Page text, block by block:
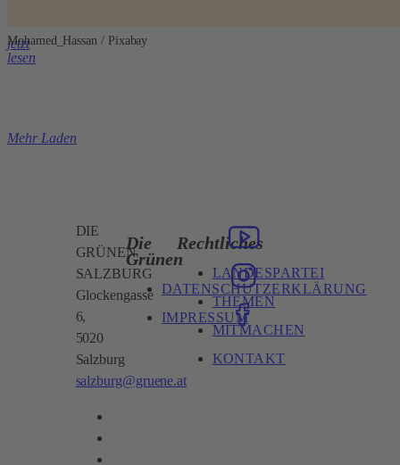
Mohamed_Hassan / Pixabay
jetzt
lesen
Mehr Laden
DIE
GRÜNEN
SALZBURG
Glockengasse
6,
5020
Salzburg
salzburg@gruene.at
Die
Grünen
DATENSCHUTZERKLÄRUNG
IMPRESSUM
Rechtliches
LANDESPARTEI
THEMEN
MITMACHEN
KONTAKT